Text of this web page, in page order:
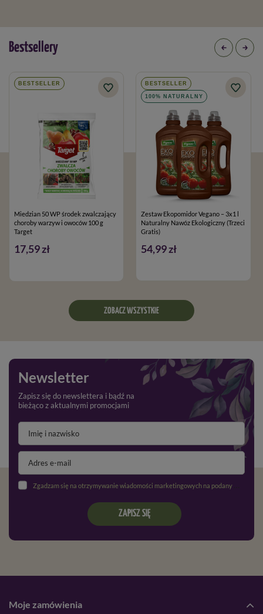
Bestsellery
BESTSELLER
Miedzian 50 WP środek zwalczający
choroby warzyw i owoców 100 g
Target
17,59 zł
BESTSELLER
100% NATURALNY
Zestaw Ekopomidor Vegano – 3x1 l
Naturalny Nawóz Ekologiczny (Trzeci
Gratis)
54,99 zł
ZOBACZ WSZYSTKIE
Newsletter
Zapisz się do newslettera i bądź na
bieżąco z aktualnymi promocjami
Zgadzam się na otrzymywanie wiadomości marketingowych na podany adres e-mail oraz przetwarzanie danych osobowych zgodnie z
ZAPISZ SIĘ
Moje zamówienia